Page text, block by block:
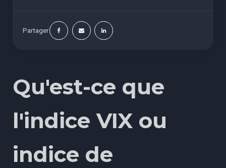
Partager
Qu'est-ce que
l'indice VIX ou
indice de